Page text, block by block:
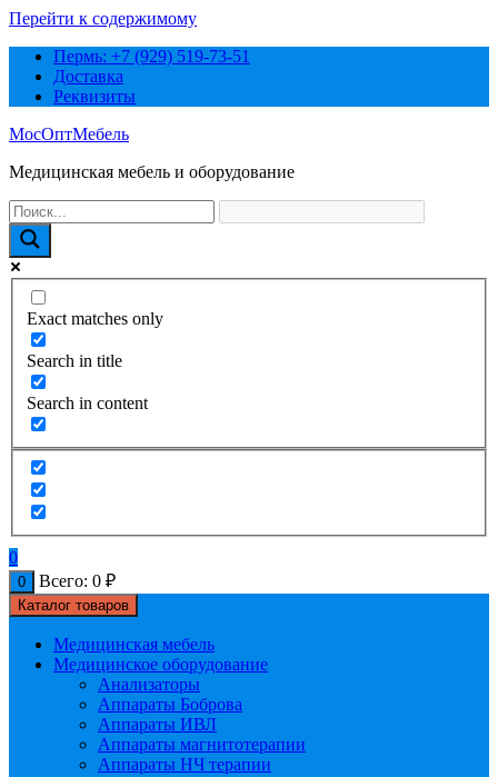
Перейти к содержимому
Пермь: +7 (929) 519-73-51
Доставка
Реквизиты
МосОптМебель
Медицинская мебель и оборудование
Exact matches only
Search in title
Search in content
0
0 Всего: 0 ₽
Каталог товаров
Медицинская мебель
Медицинское оборудование
Анализаторы
Аппараты Боброва
Аппараты ИВЛ
Аппараты магнитотерапии
Аппараты НЧ терапии